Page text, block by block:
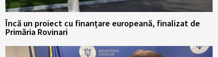
Încă un proiect cu finanțare europeană, finalizat de
Primăria Rovinari